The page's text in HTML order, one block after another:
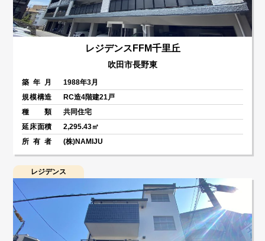
レジデンスFFM千里丘
吹田市長野東
築年月
1988年3月
規模構造
RC造4階建21戸
種類
共同住宅
延床面積
2,295.43㎡
所有者
(株)NAMIJU
レジデンス